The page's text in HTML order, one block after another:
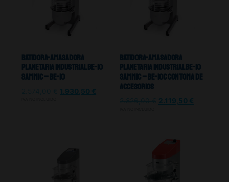
Batidora-Amasadora
Planetaria Industrial BE-10
Sammic – BE-10
1.930,50 €
Batidora-Amasadora
Planetaria Industrial BE-10
Sammic – BE-10C Con toma de
accesorios
2.119,50 €